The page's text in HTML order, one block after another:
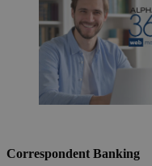
Correspondent Banking